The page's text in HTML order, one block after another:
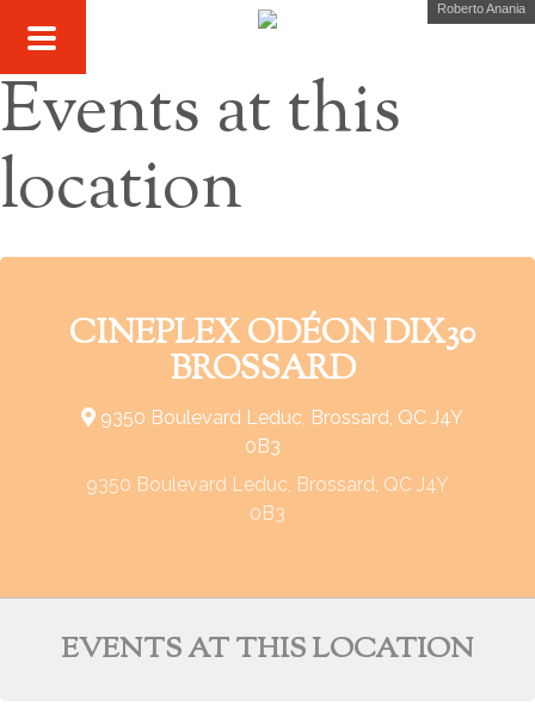
Roberto Anania
Events at this
location
CINEPLEX ODÉON DIX30
BROSSARD
9350 Boulevard Leduc, Brossard, QC J4Y
0B3
9350 Boulevard Leduc, Brossard, QC J4Y
0B3
EVENTS AT THIS LOCATION